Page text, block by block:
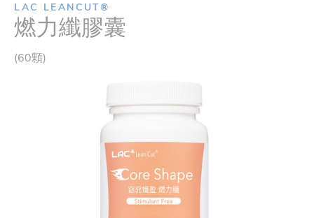
LAC LEANCUT®
燃力纖膠囊
(60顆)